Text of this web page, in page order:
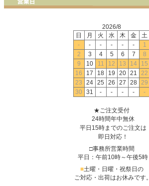
2026/8
日
月 火 水 木 金
土
-
- - - - -
1
2
3 4 5 6 7
8
9
10 11 12 13 14
15
16
17 18 19 20 21
22
23
24 25 26 27 28
29
30
31 - - - - -
★ご注文受付
24時間年中無休
平日15時までのご注文は
即日対応！
□事務所営業時間
平日：午前10時～午後5時
■土曜・日曜・祝祭日の
ご対応・出荷はお休みです。